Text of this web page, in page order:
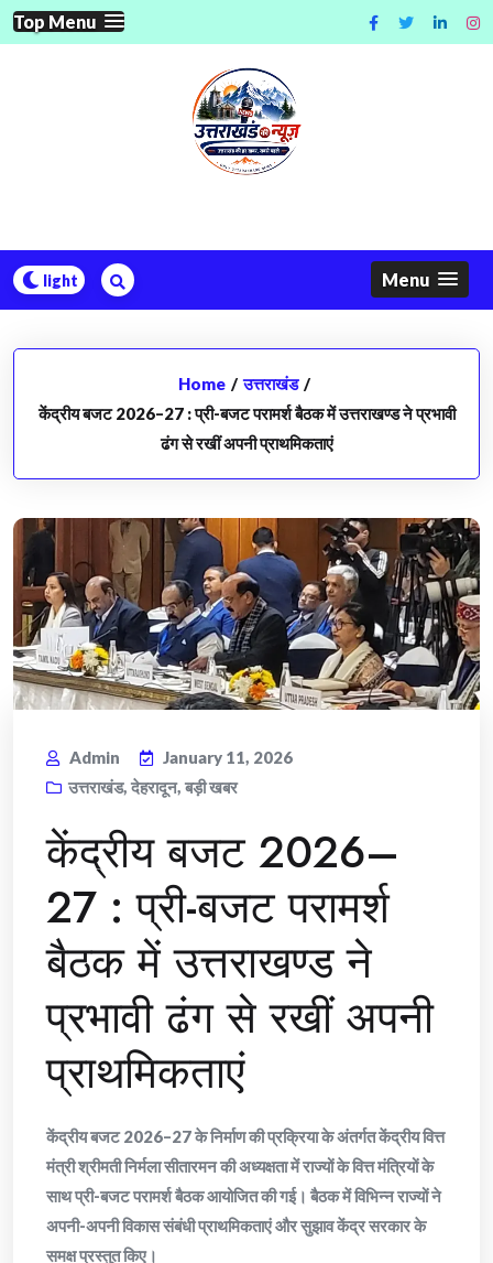
Skip
to
Top Menu
Menu
Home / उत्तराखंड /
केंद्रीय बजट 2026–27 : प्री-बजट परामर्श बैठक में उत्तराखण्ड ने प्रभावी
ढंग से रखीं अपनी प्राथमिकताएं
Admin
January 11, 2026
उत्तराखंड, देहरादून, बड़ी खबर
केंद्रीय बजट 2026–
27 : प्री-बजट परामर्श
बैठक में उत्तराखण्ड ने
प्रभावी ढंग से रखीं अपनी
प्राथमिकताएं
केंद्रीय बजट 2026–27 के निर्माण की प्रक्रिया के अंतर्गत केंद्रीय वित्त
मंत्री श्रीमती निर्मला सीतारमन की अध्यक्षता में राज्यों के वित्त मंत्रियों के
साथ प्री-बजट परामर्श बैठक आयोजित की गई। बैठक में विभिन्न राज्यों ने
अपनी-अपनी विकास संबंधी प्राथमिकताएं और सुझाव केंद्र सरकार के
समक्ष प्रस्तुत किए।